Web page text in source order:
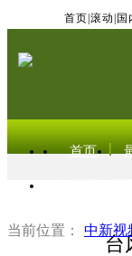
首页 滚动 国
首页
当前位置： 中新视
台